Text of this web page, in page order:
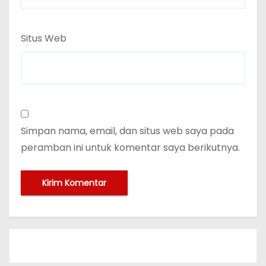
Situs Web
Simpan nama, email, dan situs web saya pada
peramban ini untuk komentar saya berikutnya.